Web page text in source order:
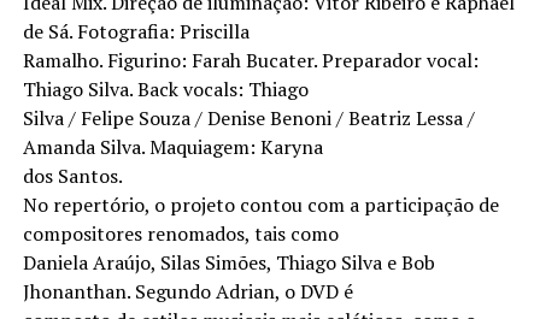
de Sá. Fotografia: Priscilla
Ramalho. Figurino: Farah Bucater. Preparador vocal:
Thiago Silva. Back vocals: Thiago
Silva / Felipe Souza / Denise Benoni / Beatriz Lessa /
Amanda Silva. Maquiagem: Karyna
dos Santos.
No repertório, o projeto contou com a participação de
compositores renomados, tais como
Daniela Araújo, Silas Simões, Thiago Silva e Bob
Jhonanthan. Segundo Adrian, o DVD é